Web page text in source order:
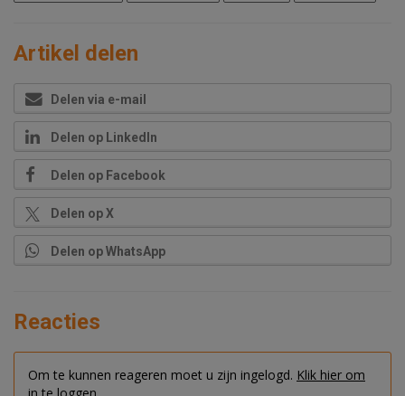
Artikel delen
Delen via e-mail
Delen op LinkedIn
Delen op Facebook
Delen op X
Delen op WhatsApp
Reacties
Om te kunnen reageren moet u zijn ingelogd. Klik hier om